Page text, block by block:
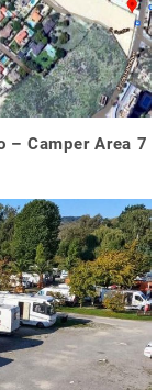
– Camper Area 7